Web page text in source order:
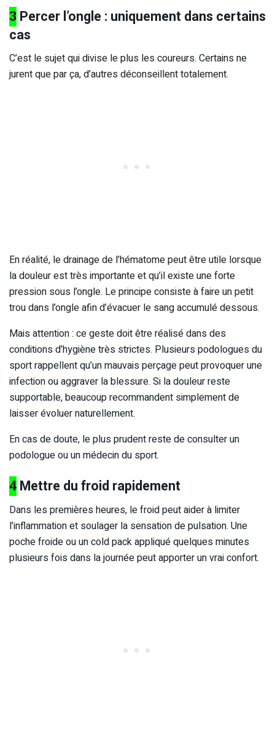
3 Percer l’ongle : uniquement dans certains
cas
C’est le sujet qui divise le plus les coureurs. Certains ne
jurent que par ça, d’autres déconseillent totalement.
En réalité, le drainage de l’hématome peut être utile lorsque
la douleur est très importante et qu’il existe une forte
pression sous l’ongle. Le principe consiste à faire un petit
trou dans l’ongle afin d’évacuer le sang accumulé dessous.
Mais attention : ce geste doit être réalisé dans des
conditions d’hygiène très strictes. Plusieurs podologues du
sport rappellent qu’un mauvais perçage peut provoquer une
infection ou aggraver la blessure. Si la douleur reste
supportable, beaucoup recommandent simplement de
laisser évoluer naturellement.
En cas de doute, le plus prudent reste de consulter un
podologue ou un médecin du sport.
4Mettre du froid rapidement
Dans les premières heures, le froid peut aider à limiter
l’inflammation et soulager la sensation de pulsation. Une
poche froide ou un cold pack appliqué quelques minutes
plusieurs fois dans la journée peut apporter un vrai confort.